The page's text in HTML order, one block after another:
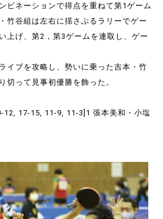
ビネーションで得点を重ねて第1ゲーム
竹谷組は左右に揺さぶるラリーでゲー
上げ、第2，第3ゲームを連取し、ゲー
イブを攻略し、勢いに乗った吉本・竹
切って見事初優勝を飾った。
12, 17-15, 11-9, 11-3]1 張本美和・小塩